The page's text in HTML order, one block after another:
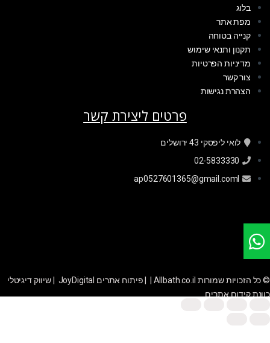
בלוג
מפת אתר
קנייה בטוחה
תקנון ותנאי שימוש
מדיניות הפרטיות
צור קשר
הצהרת נגישות
פרטים ליצירת קשר
לואי ליפסקי 43 ירושלים
02-5833330
ap0527601365@gmail.coml
© כל הזכויות שמורות Allbath.co.il | | פיתוח אתרים JoyDigital
שיווק דיגיטלי
כוונת קידום אתרים